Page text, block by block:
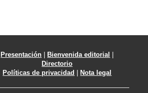
Presentación |Bienvenida editorial |
Directorio
Políticas de privacidad |Nota legal